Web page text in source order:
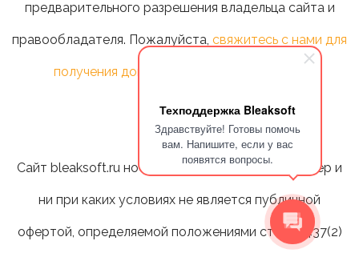
Техподдержка Bleaksoft
Здравствуйте! Готовы помочь
вам. Напишите, если у вас
появятся вопросы.
предварительного разрешения владельца сайта и
правообладателя. Пожалуйста, свяжитесь с нами для
получения дополнительной информации
Сайт bleaksoft.ru носит информационный характер и
ни при каких условиях не является публичной
офертой, определяемой положениями статьи 437(2)